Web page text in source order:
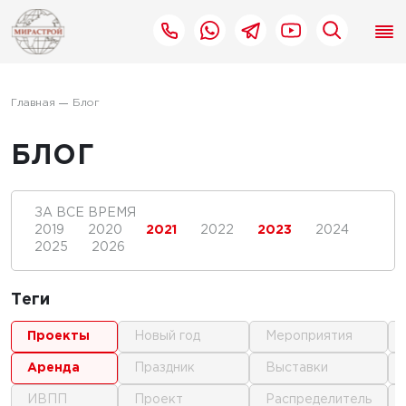
Главная Блог
БЛОГ
ЗА ВСЕ ВРЕМЯ
2019
2020 2021 2022 2023
2024
2025
2026
Теги
проекты
аренда
ИВПП
новый год
праздник
проект
мероприятия
выставки
распределитель